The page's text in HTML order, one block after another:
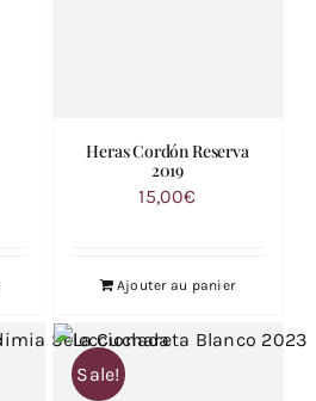
Heras Cordón Reserva
2019
15,00€
Ajouter au panier
Sale!